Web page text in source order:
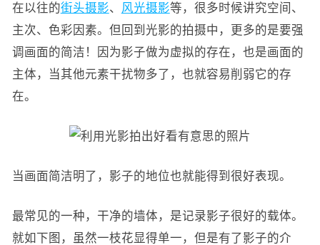
在以往的街头摄影、 风光摄影等，很多时候讲究空间、
主次、色彩因素。但回到光影的拍摄中，更多的是要强
调画面的简洁！因为影子做为虚拟的存在，也是画面的
主体，当其他元素干扰物多了，也就容易削弱它的存
在。
当画面简洁明了，影子的地位也就能得到很好表现。
最常见的一种，干净的墙体，是记录影子很好的载体。
就如下图，虽然一枝花显得单一，但是有了影子的介